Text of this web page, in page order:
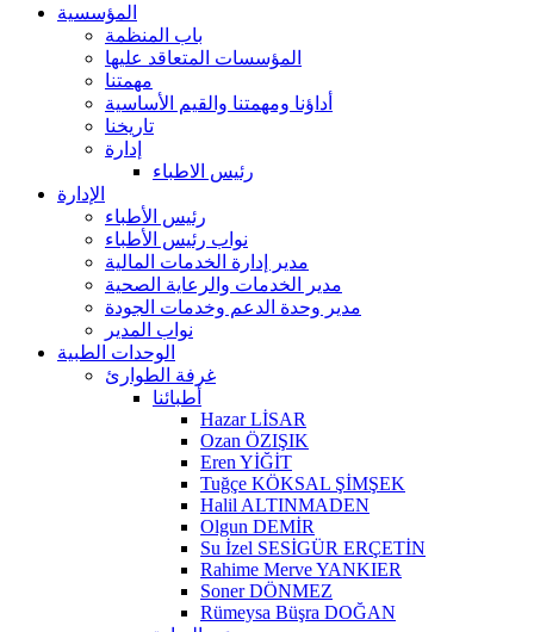
المؤسسية
باب المنظمة
المؤسسات المتعاقد عليها
مهمتنا
أداؤنا ومهمتنا والقيم الأساسية
تاريخنا
إدارة
رئيس الاطباء
الإدارة
رئيس الأطباء
نواب رئيس الأطباء
مدير إدارة الخدمات المالية
مدير الخدمات والرعاية الصحية
مدير وحدة الدعم وخدمات الجودة
نواب المدير
الوحدات الطبية
غرفة الطوارئ
أطبائنا
Hazar LİSAR
Ozan ÖZIŞIK
Eren YİĞİT
Tuğçe KÖKSAL ŞİMŞEK
Halil ALTINMADEN
Olgun DEMİR
Su İzel SESİGÜR ERÇETİN
Rahime Merve YANKIER
Soner DÖNMEZ
Rümeysa Büşra DOĞAN